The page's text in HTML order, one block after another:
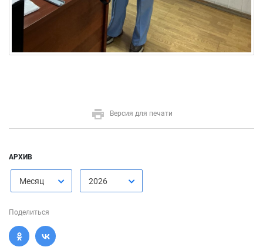
Версия для печати
АРХИВ
Месяц 2026
Поделиться